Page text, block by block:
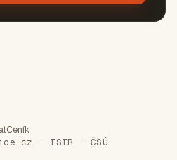
Ceník
· ISIR · ČSÚ